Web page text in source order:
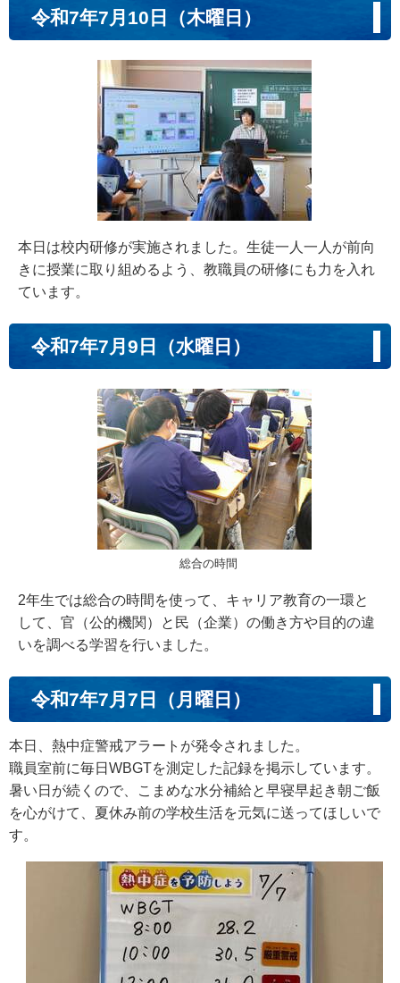
令和7年7月10日（木曜日）
本日は校内研修が実施されました。生徒一人一人が前向
きに授業に取り組めるよう、教職員の研修にも力を入れ
ています。
令和7年7月9日（水曜日）
総合の時間
2年生では総合の時間を使って、キャリア教育の一環と
して、官（公的機関）と民（企業）の働き方や目的の違
いを調べる学習を行いました。
令和7年7月7日（月曜日）
本日、熱中症警戒アラートが発令されました。
職員室前に毎日WBGTを測定した記録を掲示しています。
暑い日が続くので、こまめな水分補給と早寝早起き朝ご飯
を心がけて、夏休み前の学校生活を元気に送ってほしいで
す。